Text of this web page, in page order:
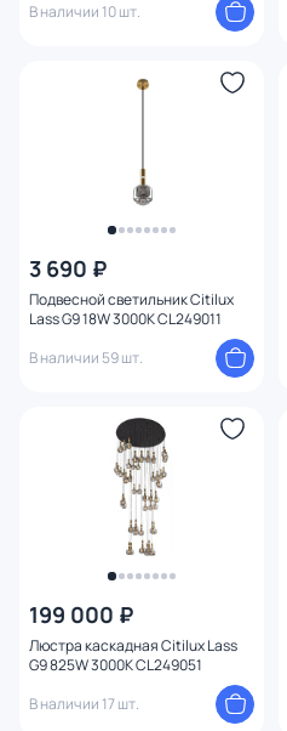
В наличии 10 шт.
3 690 ₽
Подвесной светильник Citilux
Lass G9 18W 3000К CL249011
В наличии 59 шт.
199 000 ₽
Люстра каскадная Citilux Lass
G9 825W 3000К CL249051
В наличии 17 шт.